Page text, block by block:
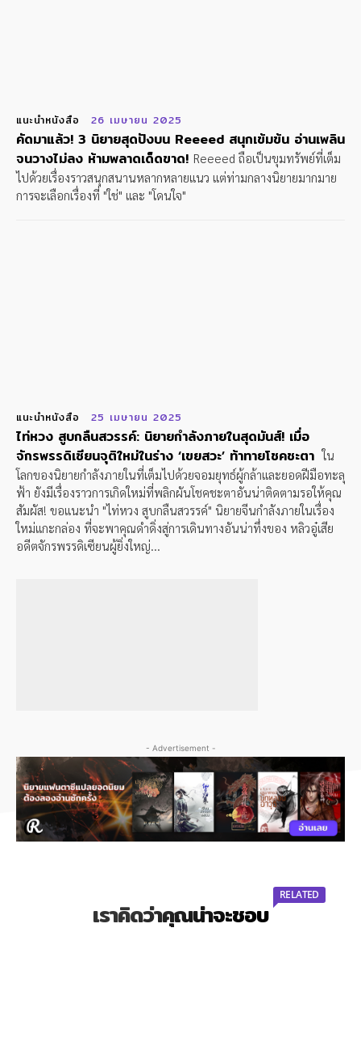
แนะนำหนังสือ 26 เมษายน 2025
คัดมาแล้ว! 3 นิยายสุดปังบน Reeeed สนุกเข้มข้น อ่านเพลิน
จนวางไม่ลง ห้ามพลาดเด็ดขาด! Reeeed ถือเป็นขุมทรัพย์ที่เต็ม
ไปด้วยเรื่องราวสนุกสนานหลากหลายแนว แต่ท่ามกลางนิยายมากมาย
การจะเลือกเรื่องที่ "ใช่" และ "โดนใจ"
แนะนำหนังสือ 25 เมษายน 2025
ไท่หวง สูบกลืนสวรรค์: นิยายกำลังภายในสุดมันส์! เมื่อ
จักรพรรดิเซียนจุติใหม่ในร่าง ‘เขยสวะ’ ท้าทายโชคชะตา ใน
โลกของนิยายกำลังภายในที่เต็มไปด้วยจอมยุทธ์ผู้กล้าและยอดฝีมือทะลุ
ฟ้า ยังมีเรื่องราวการเกิดใหม่ที่พลิกผันโชคชะตาอันน่าติดตามรอให้คุณ
สัมผัส! ขอแนะนำ "ไท่หวง สูบกลืนสวรรค์" นิยายจีนกำลังภายในเรื่อง
ใหม่แกะกล่อง ที่จะพาคุณดำดิ่งสู่การเดินทางอันน่าทึ่งของ หลิวอู๋เสีย
อดีตจักรพรรดิเซียนผู้ยิ่งใหญ่...
- Advertisement -
เราคิดว่าคุณน่าจะชอบ
RELATED